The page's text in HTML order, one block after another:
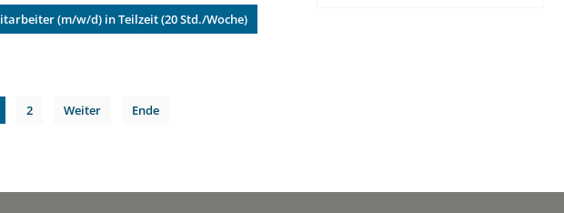
(m/w/d) in Teilzeit (20 Std./Woche)
2 Weiter Ende